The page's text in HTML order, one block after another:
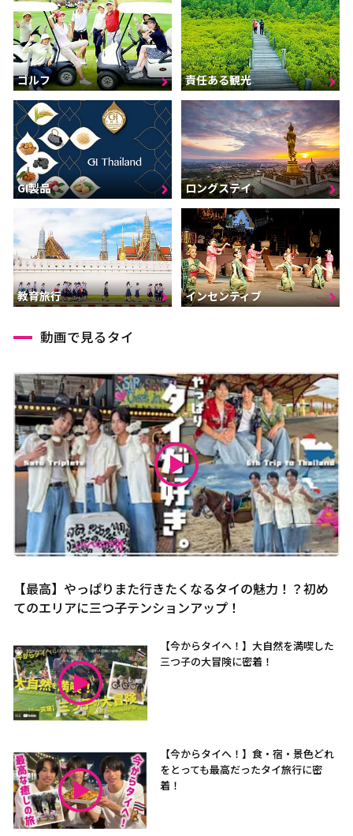
ゴルフ 責任ある観光
GI製品 ロングステイ
教育旅行 インセンティブ
動画で見るタイ
【最高】やっぱりまた行きたくなるタイの魅力！？初め
てのエリアに三つ子テンションアップ！
【今からタイへ！】大自然を満喫した
三つ子の大冒険に密着！
【今からタイへ！】食・宿・景色どれ
をとっても最高だったタイ旅行に密
着！